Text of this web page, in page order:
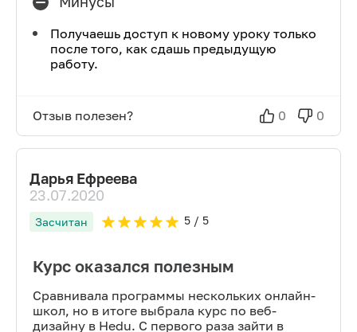
Получаешь доступ к новому уроку только
после того, как сдашь предыдущую
работу.
Отзыв полезен? 0 0
Дарья Ефреева
23.07.2020
Засчитан 5/ 5
Курс оказался полезным
Сравнивала программы нескольких онлайн-
школ, но в итоге выбрала курс по веб-
дизайну в Hedu. С первого раза зайти в